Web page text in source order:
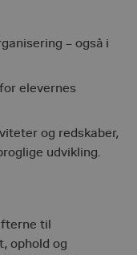
– også i
elevernes
og redskaber,
udvikling.
til
ophold og